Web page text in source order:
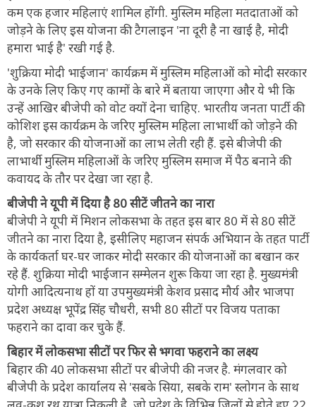
कम एक हजार महिलाएं शामिल होंगी. मुस्लिम महिला मतदाताओं को
जोड़ने के लिए इस योजना की टैगलाइन 'ना दूरी है ना खाई है, मोदी
हमारा भाई है' रखी गई है.
'शुक्रिया मोदी भाईजान' कार्यक्रम में मुस्लिम महिलाओं को मोदी सरकार
के उनके लिए किए गए कामों के बारे में बताया जाएगा और ये भी कि
उन्हें आखिर बीजेपी को वोट क्यों देना चाहिए. भारतीय जनता पार्टी की
कोशिश इस कार्यक्रम के जरिए मुस्लिम महिला लाभार्थी को जोड़ने की
है, जो सरकार की योजनाओं का लाभ लेती रही हैं. इसे बीजेपी की
लाभार्थी मुस्लिम महिलाओं के जरिए मुस्लिम समाज में पैठ बनाने की
कवायद के तौर पर देखा जा रहा है.
बीजेपी ने यूपी में दिया है 80 सीटें जीतने का नारा
बीजेपी ने यूपी में मिशन लोकसभा के तहत इस बार 80 में से 80 सीटें
जीतने का नारा दिया है, इसीलिए महाजन संपर्क अभियान के तहत पार्टी
के कार्यकर्ता घर-घर जाकर मोदी सरकार की योजनाओं का बखान कर
रहे हैं. शुक्रिया मोदी भाईजान सम्मेलन शुरू किया जा रहा है. मुख्यमंत्री
योगी आदित्यनाथ हों या उपमुख्यमंत्री केशव प्रसाद मौर्य और भाजपा
प्रदेश अध्यक्ष भूपेंद्र सिंह चौधरी, सभी 80 सीटों पर विजय पताका
फहराने का दावा कर चुके हैं.
बिहार में लोकसभा सीटों पर फिर से भगवा फहराने का लक्ष्य
बिहार की 40 लोकसभा सीटों पर बीजेपी की नजर है. मंगलवार को
बीजेपी के प्रदेश कार्यालय से 'सबके सिया, सबके राम' स्लोगन के साथ